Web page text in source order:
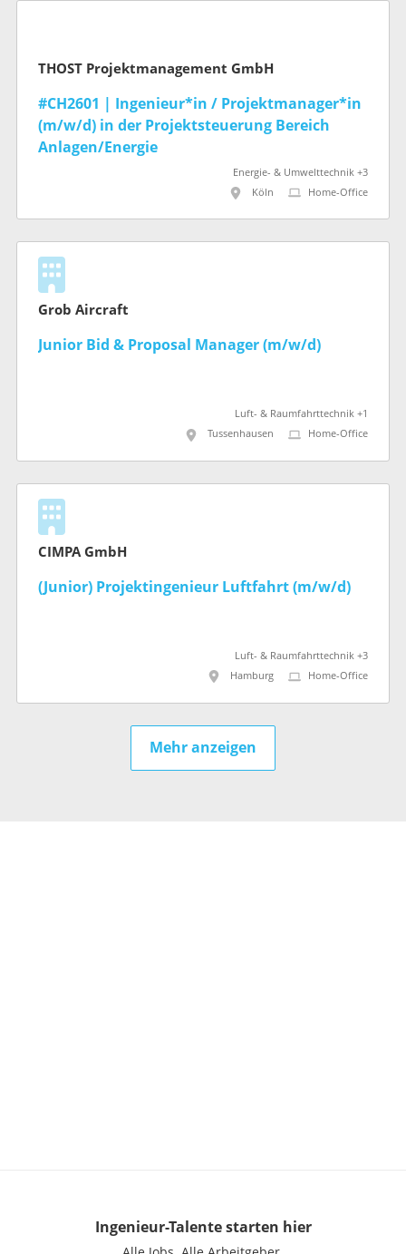
THOST Projektmanagement GmbH
#CH2601 | Ingenieur*in / Projektmanager*in
(m/w/d) in der Projektsteuerung Bereich
Anlagen/Energie
Energie- & Umwelttechnik +3
Köln
Home-Office
Grob Aircraft
Junior Bid & Proposal Manager (m/w/d)
Luft- & Raumfahrttechnik +1
Tussenhausen
Home-Office
CIMPA GmbH
(Junior) Projektingenieur Luftfahrt (m/w/d)
Luft- & Raumfahrttechnik +3
Hamburg
Home-Office
Mehr anzeigen
Ingenieur-Talentestarten hier